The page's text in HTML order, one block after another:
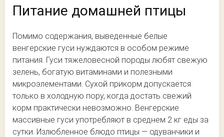
Питание домашней птицы
Помимо содержания, выведенные белые
венгерские гуси нуждаются в особом режиме
питания. Гуси тяжеловесной породы любят свежую
зелень, богатую витаминами и полезными
микроэлементами. Сухой прикорм допускается
только в холодную пору, когда достать свежий
корм практически невозможно. Венгерские
массивные гуси употребляют в среднем 2 кг еды за
сутки. Излюбленное блюдо птицы — одуванчики и